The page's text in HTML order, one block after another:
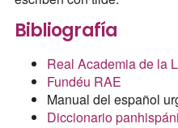
Bibliografía
Real Academia de la
Fundéu RAE
Manual del español
Diccionario